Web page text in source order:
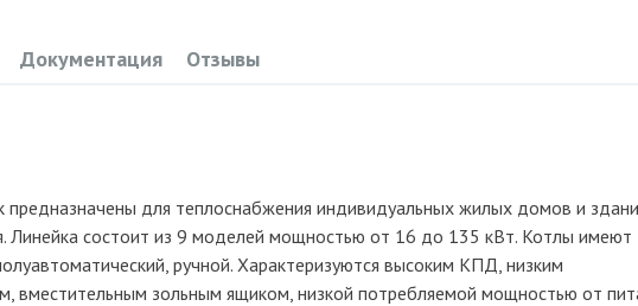
Документация Отзывы
для теплоснабжения индивидуальных жилых домов и
Линейка состоит из 9 моделей мощностью от 16 до 135 кВт. Котлы имеют
ручной. Характеризуются высоким КПД, низким
вместительным зольным ящиком, низкой потребляемой мощностью от